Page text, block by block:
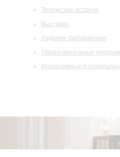
Творческие встречи
Выставки
Издания филармонии
Образовательные
Инклюзивные и